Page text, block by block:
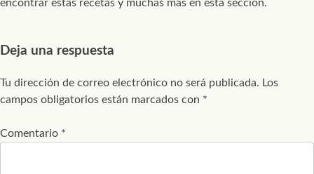
encontrar estas recetas y muchas más en esta sección.
Deja una respuesta
Tu dirección de correo electrónico no será publicada. Los
campos obligatorios están marcados con *
Comentario *